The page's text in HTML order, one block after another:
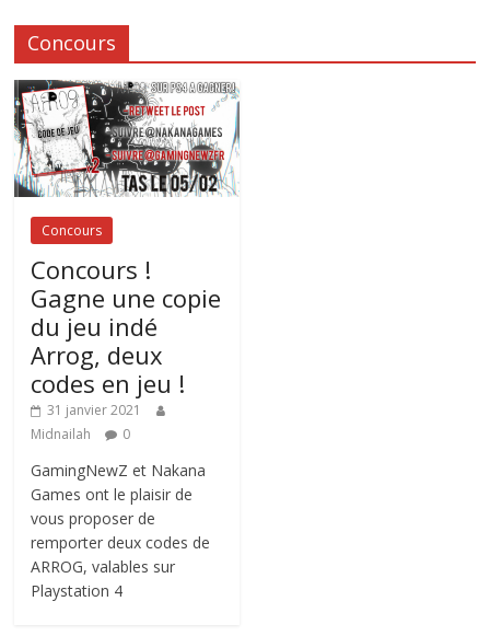
Concours
Concours
Concours !
Gagne une copie
du jeu indé
Arrog, deux
codes en jeu !
31 janvier 2021
Midnailah
0
GamingNewZ et Nakana
Games ont le plaisir de
vous proposer de
remporter deux codes de
ARROG, valables sur
Playstation 4